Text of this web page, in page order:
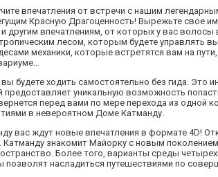
впечатления от встречи с нашим
Красную Драгоценность! Вырежьте свое
другим впечатлениям, от которых у вас
лесом, которым будете управлять
механики, которые встретятся вам на
будете ходить самостоятельно без гида. Это
предоставляет уникальную возможность
перед вами по мере перехода из одной
в невероятном Доме Катманду.
вас ждут новые впечатления в формате 4D!
Катманду знакомит Майорку с новым
Более того, варианты среды
насладиться путешествиями по